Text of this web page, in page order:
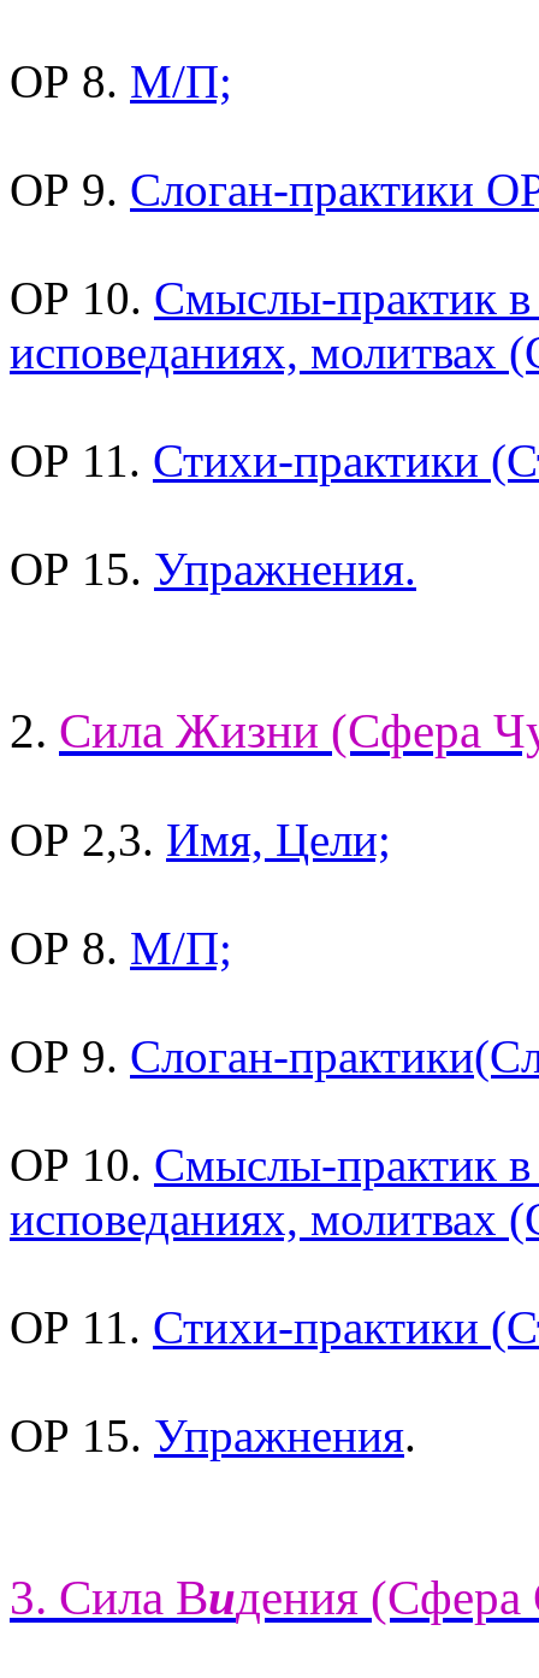
ОР 8. М/П;
ОР 9. Слоган-практики
ОР 10. Смыслы-практик в
исповеданиях,
ОР 11. Стихи-практики
ОР 15. Упражнения.
2. Сила Жизни (Сфера
ОР 2,3. Имя, Цели;
ОР 8. М/П;
ОР 9. Слоган-
ОР 10. Смыслы-практик в
исповеданиях,
ОР 11. Стихи-практики
ОР 15. Упражнения.
3. Сила Видения (Сфера